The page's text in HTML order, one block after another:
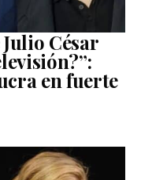
César
en fuerte